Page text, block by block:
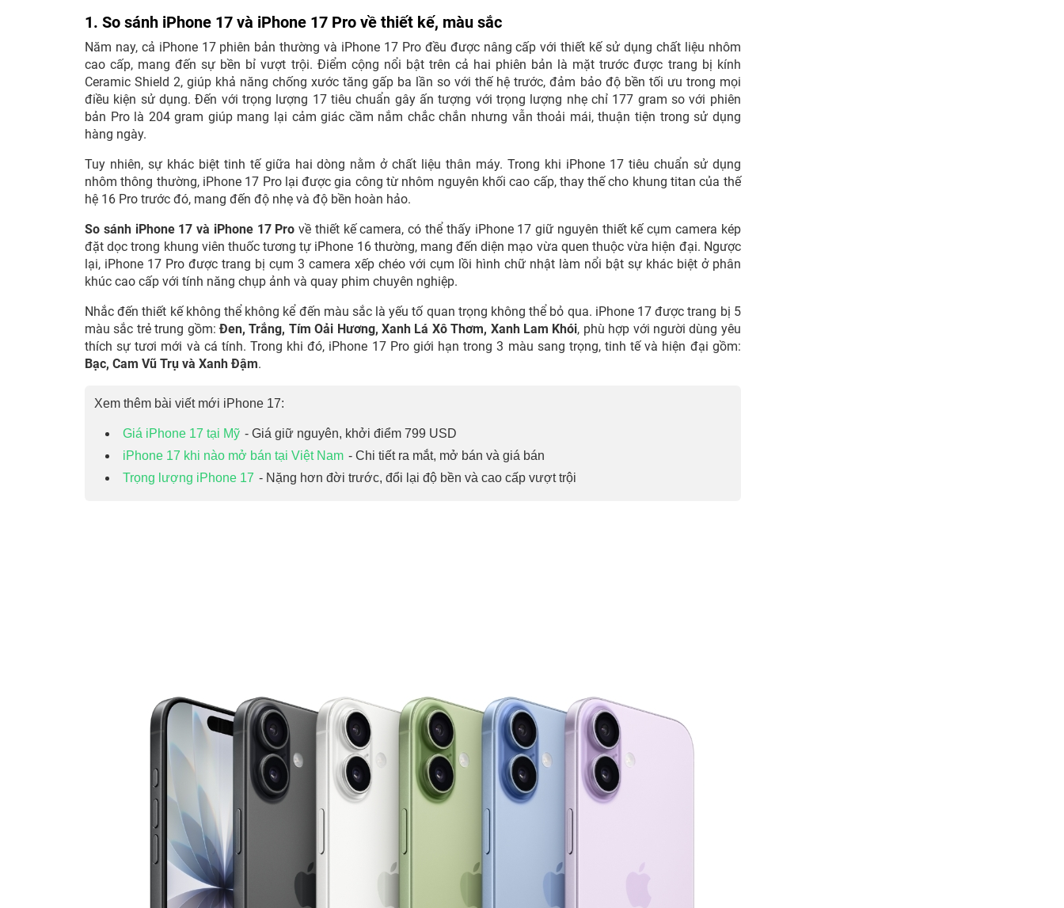
1. So sánh iPhone 17 và iPhone 17 Pro về thiết kế, màu sắc
Năm nay, cả iPhone 17 phiên bản thường và iPhone 17 Pro đều được nâng cấp với thiết kế sử dụng chất liệu nhôm
cao cấp, mang đến sự bền bỉ vượt trội. Điểm cộng nổi bật trên cả hai phiên bản là mặt trước được trang bị kính
Ceramic Shield 2, giúp khả năng chống xước tăng gấp ba lần so với thế hệ trước, đảm bảo độ bền tối ưu trong mọi
điều kiện sử dụng. Đến với trọng lượng 17 tiêu chuẩn gây ấn tượng với trọng lượng nhẹ chỉ 177 gram so với phiên
bản Pro là 204 gram giúp mang lại cảm giác cầm nắm chắc chắn nhưng vẫn thoải mái, thuận tiện trong sử dụng
hàng ngày.
Tuy nhiên, sự khác biệt tinh tế giữa hai dòng nằm ở chất liệu thân máy. Trong khi iPhone 17 tiêu chuẩn sử dụng
nhôm thông thường, iPhone 17 Pro lại được gia công từ nhôm nguyên khối cao cấp, thay thế cho khung titan của thế
hệ 16 Pro trước đó, mang đến độ nhẹ và độ bền hoàn hảo.
So sánh iPhone 17 và iPhone 17 Pro về thiết kế camera, có thể thấy iPhone 17 giữ nguyên thiết kế cụm camera kép
đặt dọc trong khung viên thuốc tương tự iPhone 16 thường, mang đến diện mạo vừa quen thuộc vừa hiện đại. Ngược
lại, iPhone 17 Pro được trang bị cụm 3 camera xếp chéo với cụm lồi hình chữ nhật làm nổi bật sự khác biệt ở phân
khúc cao cấp với tính năng chụp ảnh và quay phim chuyên nghiệp.
Nhắc đến thiết kế không thể không kể đến màu sắc là yếu tố quan trọng không thể bỏ qua. iPhone 17 được trang bị 5
màu sắc trẻ trung gồm:Đen, Trắng, Tím Oải Hương, Xanh Lá Xô Thơm, Xanh Lam Khói, phù hợp với người dùng yêu
thích sự tươi mới và cá tính. Trong khi đó, iPhone 17 Pro giới hạn trong 3 màu sang trọng, tinh tế và hiện đại gồm:
Bạc, Cam Vũ Trụ và Xanh Đậm.
Xem thêm bài viết mới iPhone 17:
Giá iPhone 17 tại Mỹ - Giá giữ nguyên, khởi điểm 799 USD
iPhone 17 khi nào mở bán tại Việt Nam - Chi tiết ra mắt, mở bán và giá bán
Trọng lượng iPhone 17 - Nặng hơn đời trước, đổi lại độ bền và cao cấp vượt trội